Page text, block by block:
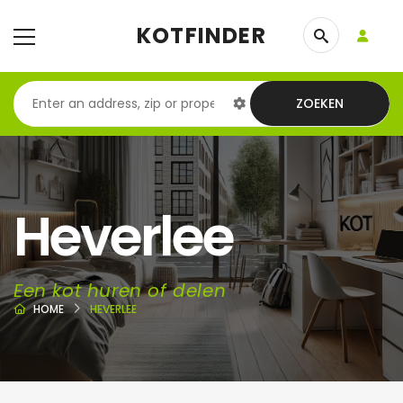
KOTFINDER
ZOEKEN
Heverlee
Een kot huren of delen
HOME HEVERLEE